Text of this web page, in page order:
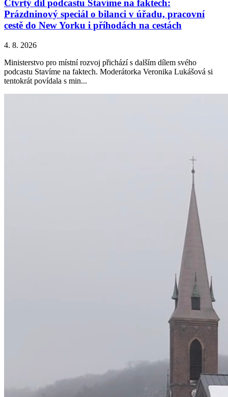
Čtvrtý díl podcastu Stavíme na faktech:
Prázdninový speciál o bilanci v úřadu, pracovní
cestě do New Yorku i příhodách na cestách
4. 8. 2026
Ministerstvo pro místní rozvoj přichází s dalším dílem svého
podcastu Stavíme na faktech. Moderátorka Veronika Lukášová si
tentokrát povídala s min...